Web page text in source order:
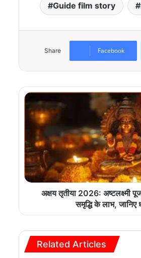
Guide film story
Share Facebook
अक्षय तृतीया 2026: अष्टलक्ष्मी
समृद्धि के लाभ, जानिए
Related Articles